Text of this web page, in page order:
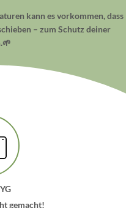
kann es vorkommen, dass
– zum Schutz deiner
gemacht!